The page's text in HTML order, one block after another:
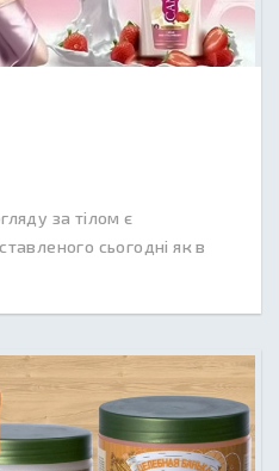
за тілом є
сьогодні як в